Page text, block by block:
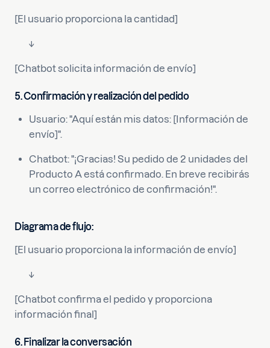
[El usuario proporciona la cantidad]
↓
[Chatbot solicita información de envío]
5. Confirmación y realización del pedido
Usuario: "Aquí están mis datos: [Información de
envío]".
Chatbot: "¡Gracias! Su pedido de 2 unidades del
Producto A está confirmado. En breve recibirás
un correo electrónico de confirmación!".
Diagrama de flujo:
[El usuario proporciona la información de envío]
↓
[Chatbot confirma el pedido y proporciona
información final]
6. Finalizar la conversación